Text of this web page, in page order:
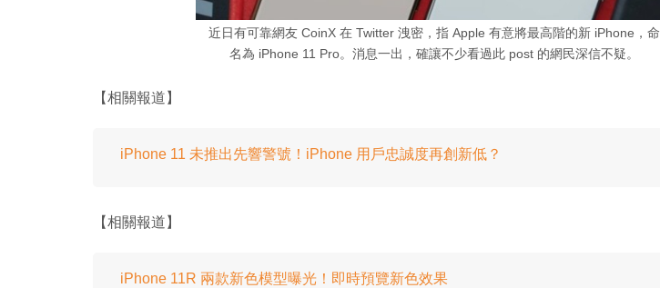
近日有可靠網友 CoinX 在 Twitter 洩密，指 Apple 有意將最高階的新 iPhone，命
名為 iPhone 11 Pro。消息一出，確讓不少看過此 post 的網民深信不疑。
【相關報道】
iPhone 11 未推出先響警號！iPhone 用戶忠誠度再創新低？
【相關報道】
iPhone 11R 兩款新色模型曝光！即時預覽新色效果